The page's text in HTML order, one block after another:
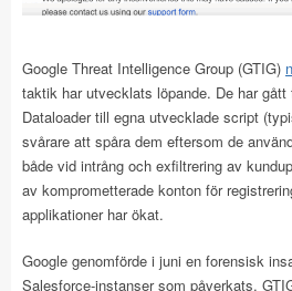
Google Threat Intelligence Group (GTIG)
taktik har utvecklats löpande. De har
Dataloader till egna utvecklade script
svårare att spåra dem eftersom de
både vid intrång och exfiltrering av
av komprometterade konton för
applikationer har ökat.
Google genomförde i juni en forensisk
Salesforce-instanser som påverkats.